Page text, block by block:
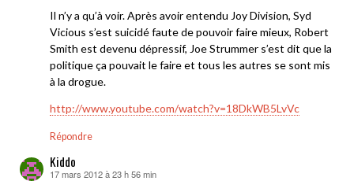
Il n’y a qu’à voir. Après avoir entendu Joy Division, Syd
Vicious s’est suicidé faute de pouvoir faire mieux, Robert
Smith est devenu dépressif, Joe Strummer s’est dit que la
politique ça pouvait le faire et tous les autres se sont mis
à la drogue.
http://www.youtube.com/watch?v=18DkWB5LvVc
Répondre
Kiddo
dit :
17 mars 2012 à 23 h 56 min